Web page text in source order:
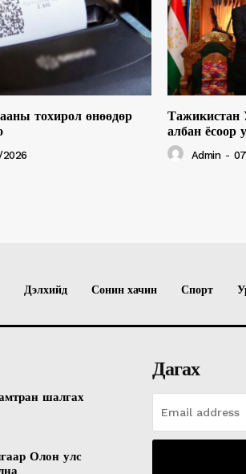
тохирол өнөөдөр
Тажикистан
албан ёсоор
Admin -
Дэлхийд Сонин хачин Спорт
шалгах
Олон улс
Дагах